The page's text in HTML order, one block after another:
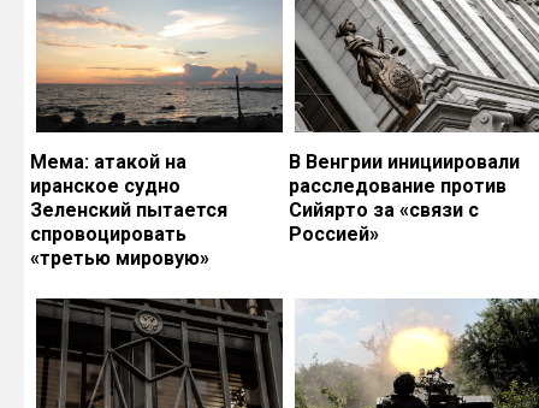
Мема: атакой на
иранское судно
Зеленский пытается
спровоцировать
«третью мировую»
В Венгрии инициировали
расследование против
Сийярто за «связи с
Россией»